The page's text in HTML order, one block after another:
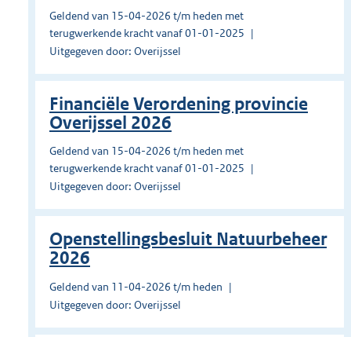
Geldend van 15-04-2026 t/m heden met
terugwerkende kracht vanaf 01-01-2025
Uitgegeven door: Overijssel
Financiële Verordening provincie
Overijssel 2026
Geldend van 15-04-2026 t/m heden met
terugwerkende kracht vanaf 01-01-2025
Uitgegeven door: Overijssel
Openstellingsbesluit Natuurbeheer
2026
Geldend van 11-04-2026 t/m heden
Uitgegeven door: Overijssel